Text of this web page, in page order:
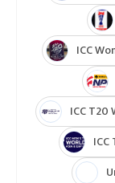
ICC
ICC T20